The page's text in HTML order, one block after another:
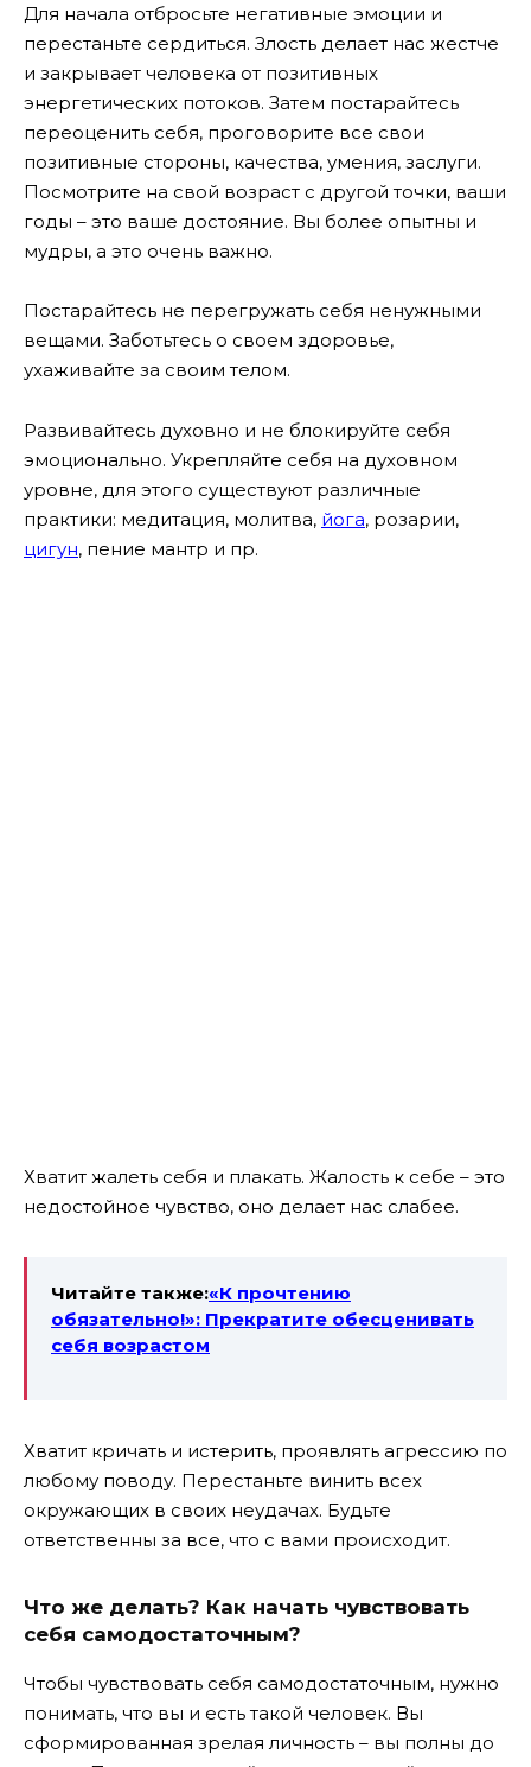
Для начала отбросьте негативные эмоции и
перестаньте сердиться. Злость делает нас жестче
и закрывает человека от позитивных
энергетических потоков. Затем постарайтесь
переоценить себя, проговорите все свои
позитивные стороны, качества, умения, заслуги.
Посмотрите на свой возраст с другой точки, ваши
годы – это ваше достояние. Вы более опытны и
мудры, а это очень важно.
Постарайтесь не перегружать себя ненужными
вещами. Заботьтесь о своем здоровье,
ухаживайте за своим телом.
Развивайтесь духовно и не блокируйте себя
эмоционально. Укрепляйте себя на духовном
уровне, для этого существуют различные
практики: медитация, молитва, йога, розарии,
цигун, пение мантр и пр.
Хватит жалеть себя и плакать. Жалость к себе – это
недостойное чувство, оно делает нас слабее.
Читайте также:«К прочтению
обязательно!»: Прекратите обесценивать
себя возрастом
Хватит кричать и истерить, проявлять агрессию по
любому поводу. Перестаньте винить всех
окружающих в своих неудачах. Будьте
ответственны за все, что с вами происходит.
Что же делать? Как начать чувствовать
себя самодостаточным?
Чтобы чувствовать себя самодостаточным, нужно
понимать, что вы и есть такой человек. Вы
сформированная зрелая личность – вы полны до